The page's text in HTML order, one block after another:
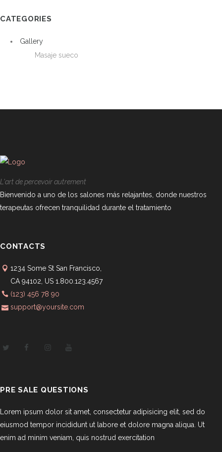
CATEGORIES
Gallery
Masaje sueco
L'art de percevoir autrement
Bienvenido a uno de los salones más relajantes, donde nuestros
terapeutas ofrecen tranquilidad durante el tratamiento
CONTACTS
1234 Some St San Francisco,
CA 94102, US 1.800.123.4567
(123) 456 78 90
support@yoursite.com
PRE SALE QUESTIONS
Lorem ipsum dolor sit amet, consectetur adipisicing elit, sed do
eiusmod tempor incididunt ut labore et dolore magna aliqua. Ut
enim ad minim veniam, quis nostrud exercitation